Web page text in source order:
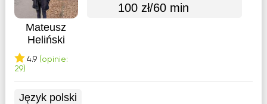
Mateusz
Heliński
4.9 (opinie:
29)
100 zł/60 min
Język polski